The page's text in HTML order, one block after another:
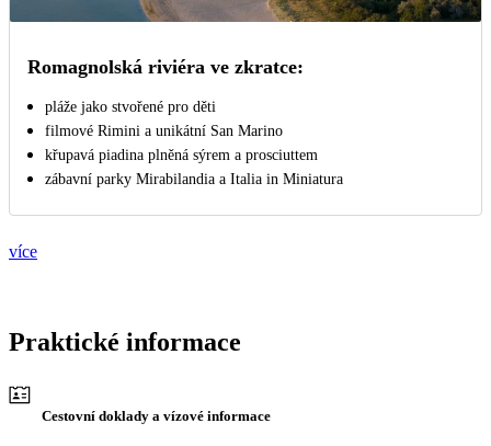
Romagnolská riviéra ve zkratce:
pláže jako stvořené pro děti
filmové Rimini a unikátní San Marino
křupavá piadina plněná sýrem a prosciuttem
zábavní parky Mirabilandia a Italia in Miniatura
více
Praktické informace
Cestovní doklady a vízové informace